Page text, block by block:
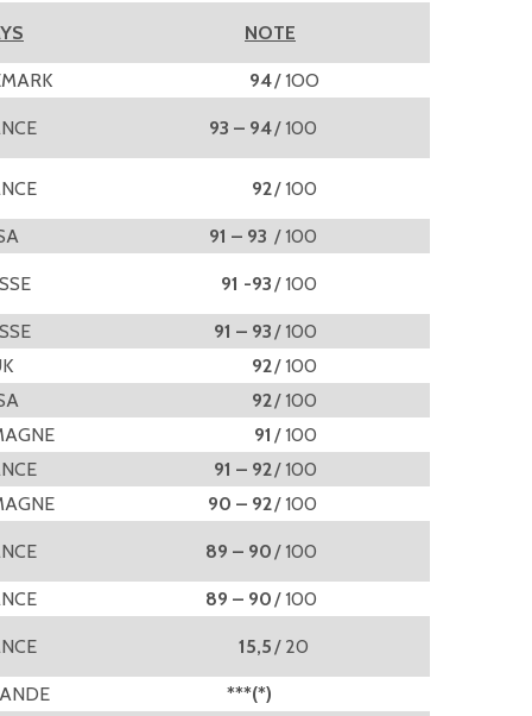
NOTE
94/ 1OO
93 – 94/ 100
92/ 100
91 – 93 / 100
91 -93/ 100
91 – 93/ 100
92/ 100
92/ 100
91 / 100
91 – 92/ 100
90 – 92/ 100
89 – 90/ 100
89 – 90/ 100
15,5/ 20
***(*)